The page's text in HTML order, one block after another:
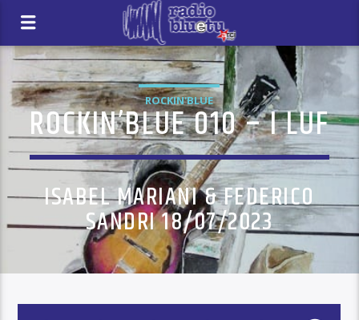
ROCKIN'BLUE
ROCKIN’BLUE 010 – I LUF
ISABEL MARIANI & FEDERICO
SANDRI 18/07/2023